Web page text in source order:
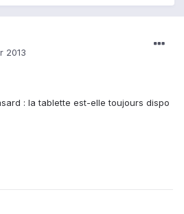
2013
: la tablette est-elle toujours dispo